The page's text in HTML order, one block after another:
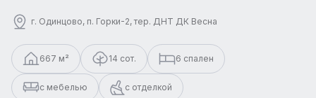
г. Одинцово, п. Горки-2, тер. ДНТ ДК Весна
667 м² 14 сот. 6 спален
с мебелью с отделкой